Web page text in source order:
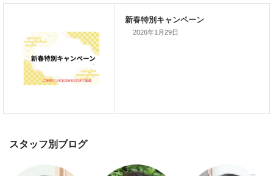
新着のイベント情報
2026年1月29日